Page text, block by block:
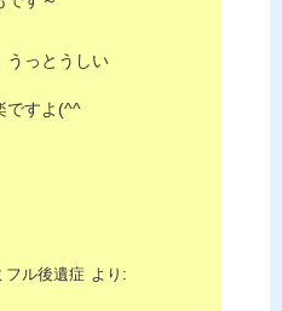
うっとうしい
すよ(^^ゞ
フル後遺症 より: